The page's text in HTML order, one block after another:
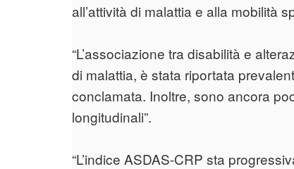
all’attività di malattia e alla mobilità
“L’associazione tra disabilità e
di malattia, è stata riportata
conclamata. Inoltre, sono ancora
longitudinali”.
“L’indice ASDAS-CRP sta